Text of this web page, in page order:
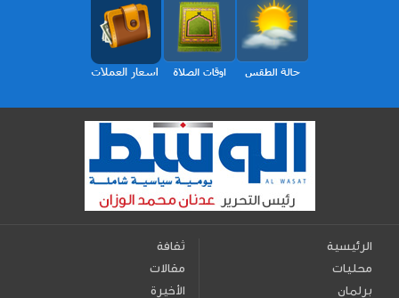
الرئيسية
محليات
برلمان
ثقافة
مقالات
الأخيرة